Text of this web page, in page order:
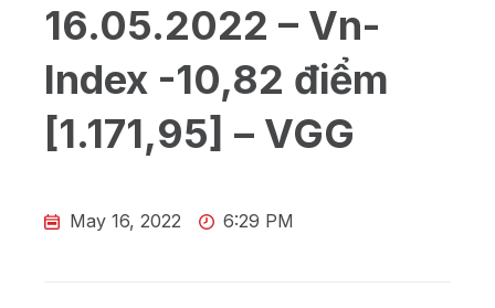
16.05.2022 – Vn-
Index -10,82 điểm
[1.171,95] – VGG
May 16, 2022 6:29 PM